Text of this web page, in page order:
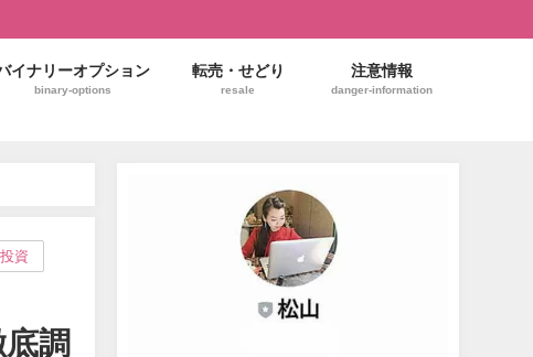
イナリーオプション
binary-options
転売・せどり
resale
注意情報
danger-information
投資
調